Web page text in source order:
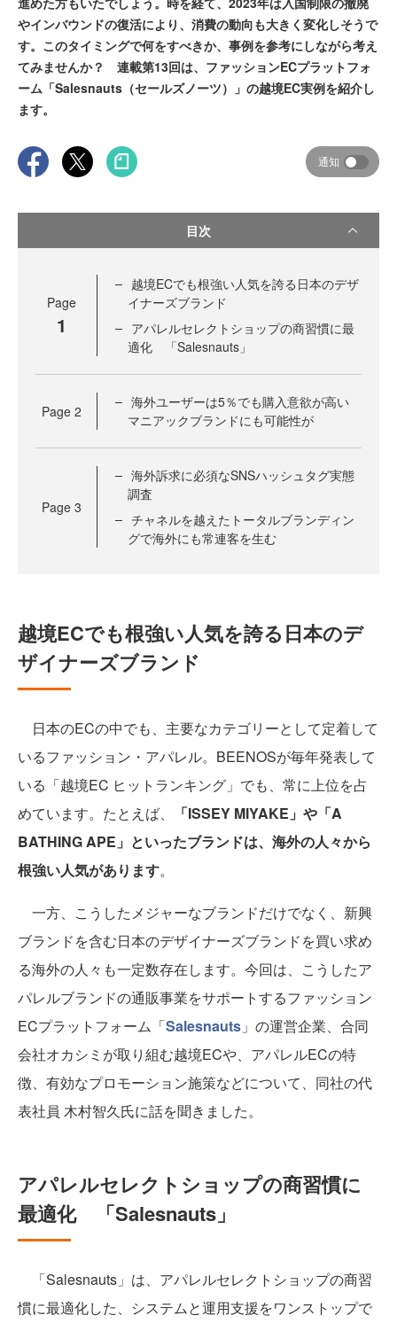
やインバウンドの復活により、消費の動向も大きく変化しそうで
す。このタイミングで何をすべきか、事例を参考にしながら考え
てみませんか？ 連載第13回は、ファッションECプラットフォ
ーム「Salesnauts（セールズノーツ）」の越境EC実例を紹介し
ます。
通知
目次
Page
1
越境ECでも根強い人気を誇る日本のデザ
イナーズブランド
アパレルセレクトショップの商習慣に最
適化 「Salesnauts」
Page 2
海外ユーザーは5％でも購入意欲が高い
マニアックブランドにも可能性が
Page 3
海外訴求に必須なSNSハッシュタグ実態
調査
チャネルを越えたトータルブランディン
グで海外にも常連客を生む
越境ECでも根強い人気を誇る日本のデ
ザイナーズブランド
日本のECの中でも、主要なカテゴリーとして定着して
いるファッション・アパレル。BEENOSが毎年発表して
いる「越境EC ヒットランキング」でも、常に上位を占
めています。たとえば、
「ISSEY MIYAKE」や「A
BATHING APE」といったブランドは、海外の人々から
根強い人気があります。
一方、こうしたメジャーなブランドだけでなく、新興
ブランドを含む日本のデザイナーズブランドを買い求め
る海外の人々も一定数存在します。今回は、こうしたア
パレルブランドの通販事業をサポートするファッション
ECプラットフォーム「Salesnauts 」の運営企業、合同
会社オカシミが取り組む越境ECや、アパレルECの特
徴、有効なプロモーション施策などについて、同社の代
表社員 木村智久氏に話を聞きました。
アパレルセレクトショップの商習慣に
最適化 「Salesnauts」
「Salesnauts」は、アパレルセレクトショップの商習
慣に最適化した、システムと運用支援をワンストップで